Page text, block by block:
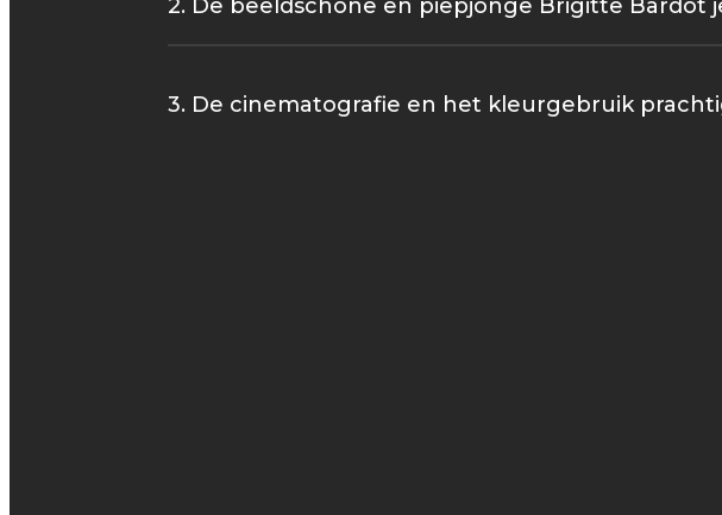
2. De beeldschone en piepjonge Brigitte
3. De cinematografie en het kleurgebruik